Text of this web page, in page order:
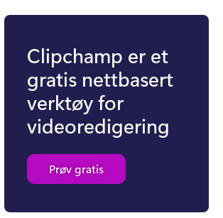
Clipchamp er et
gratis nettbasert
verktøy for
videoredigering
Prøv gratis